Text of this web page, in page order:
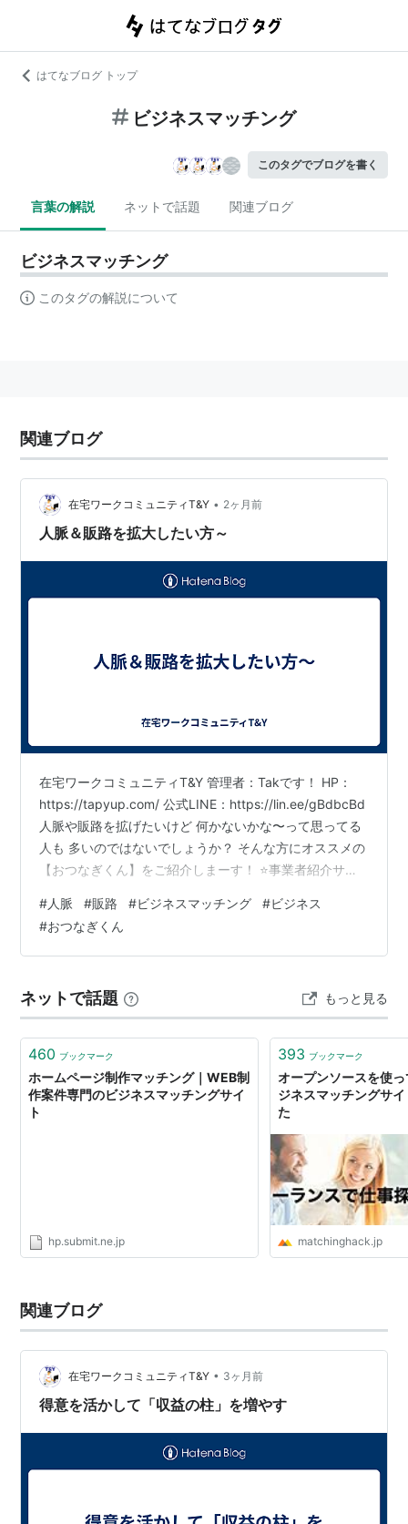
はてなブログ トップ
ビジネスマッチング
このタグでブログを書く
言葉の解説 ネットで話題 関連ブログ
ビジネスマッチング
このタグの解説について
関連ブログ
在宅ワークコミュニティT&Y • 2ヶ月前
人脈＆販路を拡大したい方～
在宅ワークコミュニティT&Y 管理者：Takです！ HP：
https://tapyup.com/ 公式LINE：https://lin.ee/gBdbcBd
人脈や販路を拡げたいけど 何かないかな〜って思ってる
人も 多いのではないでしょうか？ そんな方にオススメの
【おつなぎくん】をご紹介しまーす！ ⭐️事業者紹介サー
業先を探している方」こんな方におすすめ！🔶完全承認
制で質の高いビジネスマッチングを実現！🔶約1000名の
事業者の中から毎月4️⃣名まで【無料】ご紹介！🔶報酬を
URLをタップh…
#人脈 #販路 #ビジネスマッチング #ビジネス
#おつなぎくん
ネットで話題 もっと見る
460 ブックマーク
ホームページ制作マッチング｜WEB制
作案件専門のビジネスマッチングサイ
ト
hp.submit.ne.jp
393 ブックマーク
オープンソースを使
ジネスマッチングサ
た
matchinghack.jp
関連ブログ
在宅ワークコミュニティT&Y • 3ヶ月前
得意を活かして「収益の柱」を増やす